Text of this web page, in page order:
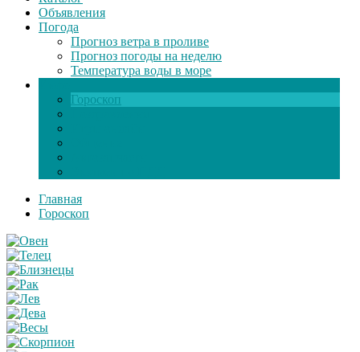
Объявления
Погода
Прогноз ветра в проливе
Прогноз погоды на неделю
Температура воды в море
Гороскоп
Главная
Гороскоп